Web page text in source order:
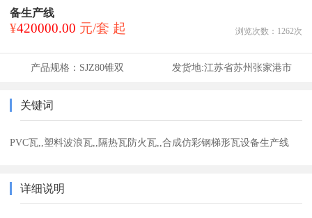
备生产线
¥420000.00 元/套 起 浏览次数： 1262次
产品规格： SJZ80锥双 发货地:江苏省苏州张家港市
关键词
PVC瓦,,塑料波浪瓦,,隔热瓦防火瓦,,合成仿彩钢梯形瓦设备生产线
详细说明